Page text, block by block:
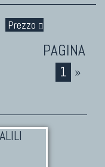
Prezzo
1 »